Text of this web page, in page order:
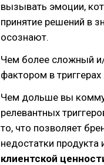
вызывать эмоции,
принятие решений в
осознают.
Чем более сложный
фактором в
Чем дольше вы
релевантных
то, что позволяет
недостатки продукта
клиентской